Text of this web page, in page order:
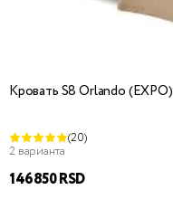
Кровать S8 Orlando (EXPO)
(20)
2 варианта
146850 RSD